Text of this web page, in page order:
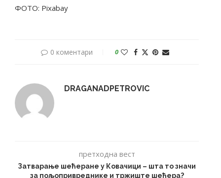
ФОТО: Pixabay
0 коментари 0
DRAGANADPETROVIC
претходна вест
Затварање шећеране у Ковачици – шта то значи
за пољопривреднике и тржиште шећера?